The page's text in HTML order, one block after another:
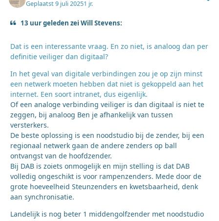
Geplaatst9 juli 20251 jr.
13 uur geleden zei Will Stevens:
Dat is een interessante vraag. En zo niet, is analoog dan per
definitie veiliger dan digitaal?
In het geval van digitale verbindingen zou je op zijn minst
een netwerk moeten hebben dat niet is gekoppeld aan het
internet. Een soort intranet, dus eigenlijk.
Of een analoge verbinding veiliger is dan digitaal is niet te
zeggen, bij analoog Ben je afhankelijk van tussen
versterkers.
De beste oplossing is een noodstudio bij de zender, bij een
regionaal netwerk gaan de andere zenders op ball
ontvangst van de hoofdzender.
Bij DAB is zoiets onmogelijk en mijn stelling is dat DAB
volledig ongeschikt is voor rampenzenders. Mede door de
grote hoeveelheid Steunzenders en kwetsbaarheid, denk
aan synchronisatie.
Landelijk is nog beter 1 middengolfzender met noodstudio